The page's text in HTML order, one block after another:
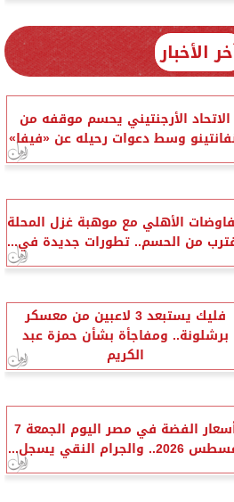
الأخبار
الاتحاد الأرجنتيني يحسم موقفه من
وسط دعوات رحيله عن «فيفا»
الأهلي مع موهبة غزل المحلة
من الحسم.. تطورات جديدة في...
فليك يستبعد 3 لاعبين من معسكر
برشلونة.. ومفاجأة بشأن حمزة عبد
الكريم
أسعار الفضة في مصر اليوم الجمعة 7
والجرام النقي يسجل...